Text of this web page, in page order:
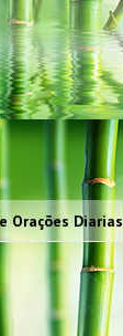
Orações Diarias